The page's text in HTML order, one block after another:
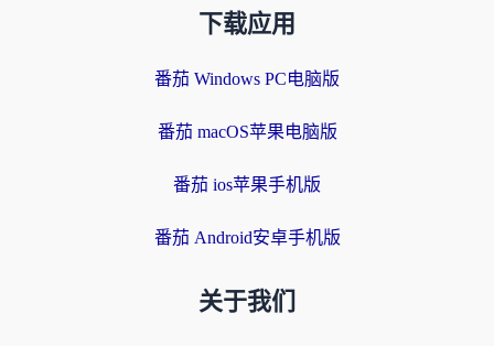
下载应用
番茄 Windows PC电脑版
番茄 macOS苹果电脑版
番茄 ios苹果手机版
番茄 Android安卓手机版
关于我们